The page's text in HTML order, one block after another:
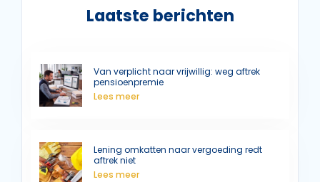
Laatste berichten
Van verplicht naar vrijwillig: weg aftrek
pensioenpremie
Lees meer
Lening omkatten naar vergoeding redt
aftrek niet
Lees meer